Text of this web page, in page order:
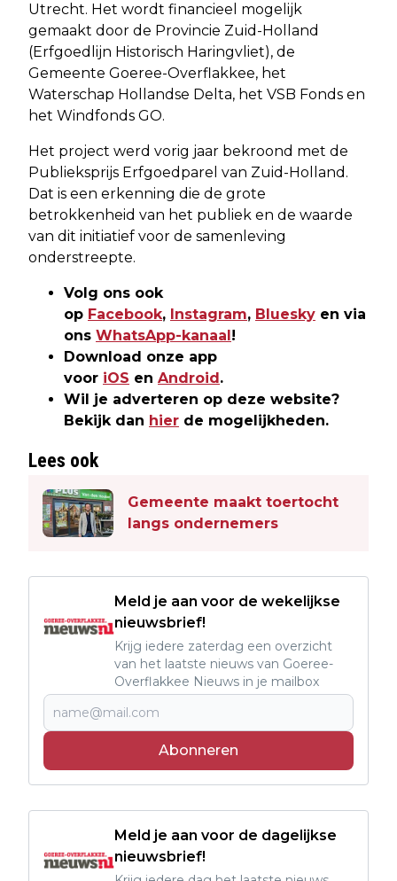
Utrecht. Het wordt financieel mogelijk
gemaakt door de Provincie Zuid-Holland
(Erfgoedlijn Historisch Haringvliet), de
Gemeente Goeree-Overflakkee, het
Waterschap Hollandse Delta, het VSB Fonds en
het Windfonds GO.
Het project werd vorig jaar bekroond met de
Publieksprijs Erfgoedparel van Zuid-Holland.
Dat is een erkenning die de grote
betrokkenheid van het publiek en de waarde
van dit initiatief voor de samenleving
onderstreepte.
Volg ons ook
op Facebook, Instagram, Bluesky en via
ons WhatsApp-kanaal !
Download onze app
voor iOS en Android .
Wil je adverteren op deze website?
Bekijk dan hier de mogelijkheden.
Lees ook
Gemeente maakt toertocht
langs ondernemers
Meld je aan voor de wekelijkse
nieuwsbrief!
Krijg iedere zaterdag een overzicht
van het laatste nieuws van Goeree-
Overflakkee Nieuws in je mailbox
Abonneren
Meld je aan voor de dagelijkse
nieuwsbrief!